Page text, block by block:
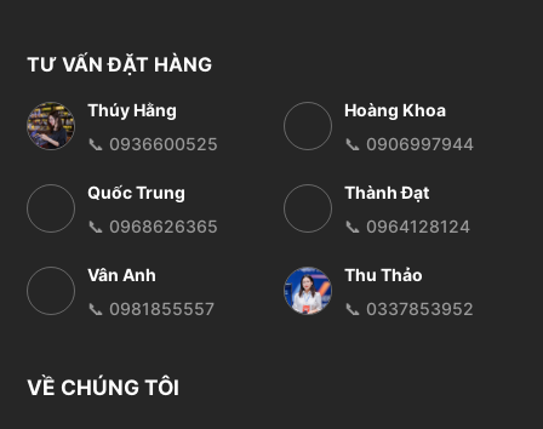
TƯ VẤN ĐẶT HÀNG
Thúy Hằng
📞 0936600525
Hoàng Khoa
📞 0906997944
Quốc Trung
📞 0968626365
Thành Đạt
📞 0964128124
Vân Anh
📞 0981855557
Thu Thảo
📞 0337853952
VỀ CHÚNG TÔI